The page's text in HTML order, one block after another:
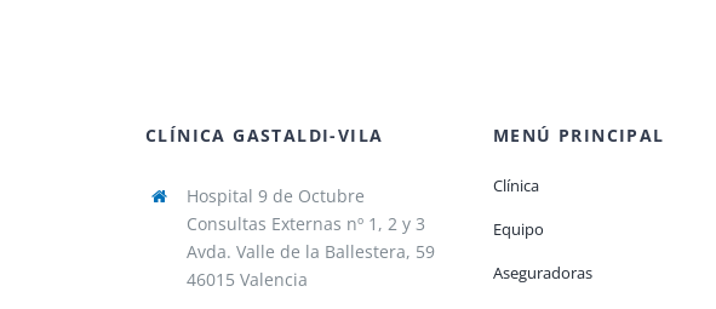
CLÍNICA GASTALDI-VILA
Hospital 9 de Octubre
Consultas Externas nº 1, 2 y 3
Avda. Valle de la Ballestera, 59
46015 Valencia
MENÚ PRINCIPAL
Clínica
Equipo
Aseguradoras